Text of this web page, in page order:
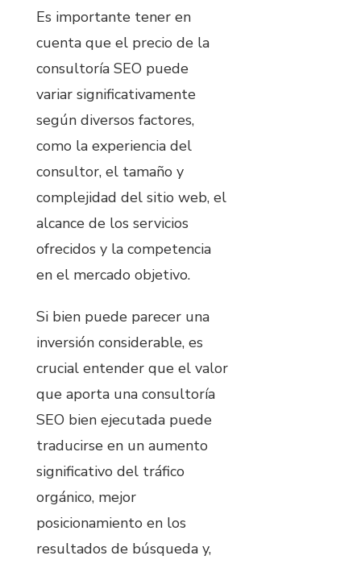
Es importante tener en
cuenta que el precio de la
consultoría SEO puede
variar significativamente
según diversos factores,
como la experiencia del
consultor, el tamaño y
complejidad del sitio web, el
alcance de los servicios
ofrecidos y la competencia
en el mercado objetivo.
Si bien puede parecer una
inversión considerable, es
crucial entender que el valor
que aporta una consultoría
SEO bien ejecutada puede
traducirse en un aumento
significativo del tráfico
orgánico, mejor
posicionamiento en los
resultados de búsqueda y,